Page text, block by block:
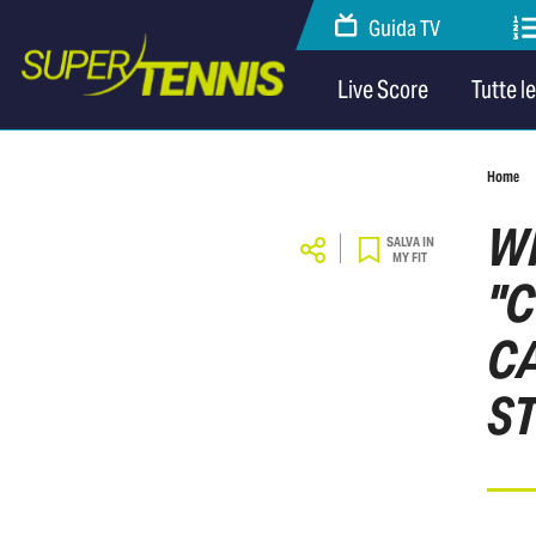
Guida TV
Live Score Tutte
Home
SALVA IN
MY FIT